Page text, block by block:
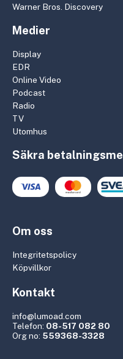
Warner Bros. Discovery
Medier
Display
EDR
Online Video
Podcast
Radio
TV
Utomhus
Säkra
Om oss
Integritetspolicy
Köpvillkor
Kontakt
info@lumoad.com
Telefon: 08-517 082 80
Org no: 559368-3328